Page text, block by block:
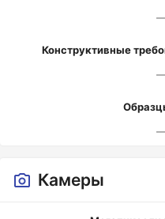
Конструктивные
Камеры